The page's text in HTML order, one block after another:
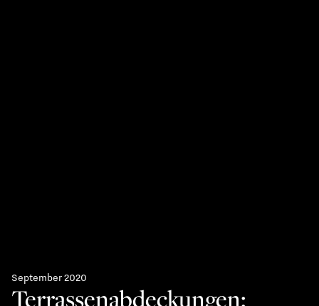
September 2020
Terrassenabdeckungen: